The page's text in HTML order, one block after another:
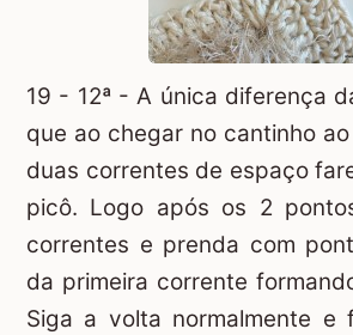
19 - 12ª - A única diferença
que ao chegar no cantinho
duas correntes de espaço
picô. Logo após os 2
correntes e prenda com
da primeira corrente
Siga a volta normalmente e